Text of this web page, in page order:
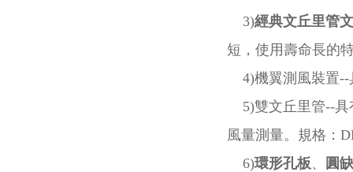
3)經典文丘里管
短，使用壽命長的
4)機翼測風裝置--
5)雙文丘里管--具
風量測量。規格：
6)環形孔板、
圓